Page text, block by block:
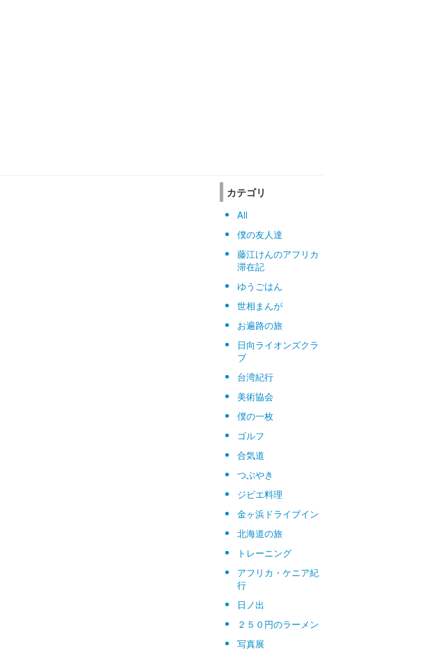
カテゴリ
All
僕の友人達
藤江けんのアフリカ
滞在記
ゆうごはん
世相まんが
お遍路の旅
日向ライオンズクラ
ブ
台湾紀行
美術協会
僕の一枚
ゴルフ
合気道
つぶやき
ジビエ料理
金ヶ浜ドライブイン
北海道の旅
トレーニング
アフリカ・ケニア紀
行
日ノ出
２５０円のラーメン
写真展